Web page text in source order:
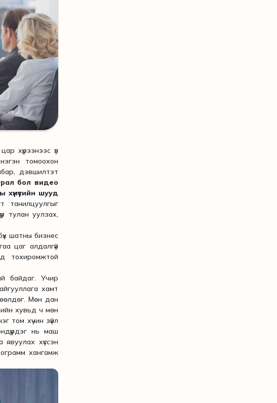
хүрээнээс үл
томоохон
дэвшилтэт
бол видео
шууд
тулан уулзах,
шатны бизнес
цаг алдалгүй
тохиромжтой
байдаг. Учир
хамт
Мөн дан
хувьд ч мөн
том хүчин зүйл
нь маш
хүссэн
хангамж